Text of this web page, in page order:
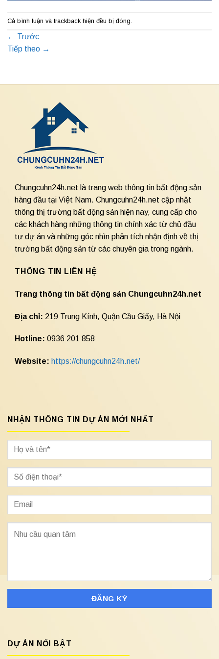
Cả bình luận và trackback hiện đều bị đóng.
← Trước
Tiếp theo →
Chungcuhn24h.net là trang web thông tin bất động sản
hàng đầu tại Việt Nam. Chungcuhn24h.net cập nhật
thông thị trường bất động sản hiện nay, cung cấp cho
các khách hàng những thông tin chính xác từ chủ đầu
tư dự án và những góc nhìn phân tích nhận định về thị
trường bất động sản từ các chuyên gia trong ngành.
THÔNG TIN LIÊN HỆ
Trang thông tin bất động sản Chungcuhn24h.net
Địa chỉ: 219 Trung Kính, Quận Cầu Giấy, Hà Nội
Hotline: 0936 201 858
Website: https://chungcuhn24h.net/
NHẬN THÔNG TIN DỰ ÁN MỚI NHẤT
DỰ ÁN NỔI BẬT